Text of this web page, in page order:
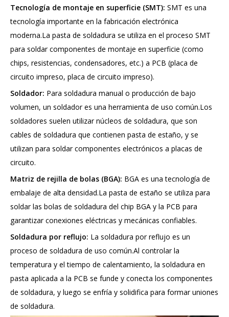
Tecnología de montaje en superficie (SMT): SMT es una
tecnología importante en la fabricación electrónica
moderna.La pasta de soldadura se utiliza en el proceso SMT
para soldar componentes de montaje en superficie (como
chips, resistencias, condensadores, etc.) a PCB (placa de
circuito impreso, placa de circuito impreso).
Soldador: Para soldadura manual o producción de bajo
volumen, un soldador es una herramienta de uso común.Los
soldadores suelen utilizar núcleos de soldadura, que son
cables de soldadura que contienen pasta de estaño, y se
utilizan para soldar componentes electrónicos a placas de
circuito.
Matriz de rejilla de bolas (BGA): BGA es una tecnología de
embalaje de alta densidad.La pasta de estaño se utiliza para
soldar las bolas de soldadura del chip BGA y la PCB para
garantizar conexiones eléctricas y mecánicas confiables.
Soldadura por reflujo: La soldadura por reflujo es un
proceso de soldadura de uso común.Al controlar la
temperatura y el tiempo de calentamiento, la soldadura en
pasta aplicada a la PCB se funde y conecta los componentes
de soldadura, y luego se enfría y solidifica para formar uniones
de soldadura.